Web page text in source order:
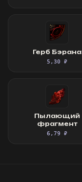
Герб Бэрана
5,30 ₽
Пылающий
фрагмент
6,79 ₽